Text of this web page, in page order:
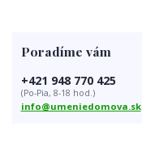
Poradíme vám
+421 948 770 425
(Po-Pia, 8-18 hod.)
info@umeniedomova.sk